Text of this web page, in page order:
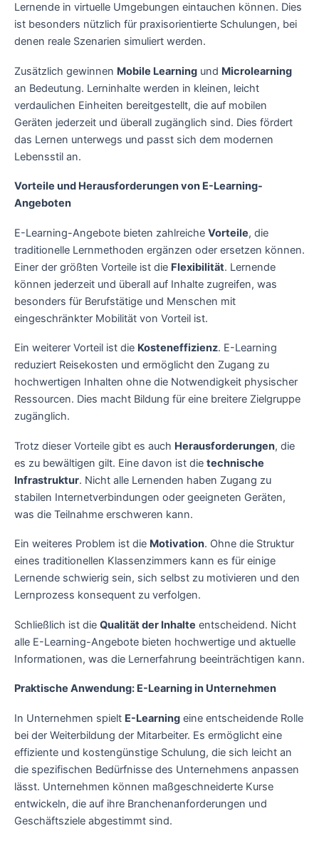
Lernende in virtuelle Umgebungen eintauchen können. Dies
ist besonders nützlich für praxisorientierte Schulungen, bei
denen reale Szenarien simuliert werden.
Zusätzlich gewinnen Mobile Learning und Microlearning
an Bedeutung. Lerninhalte werden in kleinen, leicht
verdaulichen Einheiten bereitgestellt, die auf mobilen
Geräten jederzeit und überall zugänglich sind. Dies fördert
das Lernen unterwegs und passt sich dem modernen
Lebensstil an.
Vorteile und Herausforderungen von E-Learning-
Angeboten
E-Learning-Angebote bieten zahlreiche Vorteile, die
traditionelle Lernmethoden ergänzen oder ersetzen können.
Einer der größten Vorteile ist die Flexibilität. Lernende
können jederzeit und überall auf Inhalte zugreifen, was
besonders für Berufstätige und Menschen mit
eingeschränkter Mobilität von Vorteil ist.
Ein weiterer Vorteil ist die Kosteneffizienz. E-Learning
reduziert Reisekosten und ermöglicht den Zugang zu
hochwertigen Inhalten ohne die Notwendigkeit physischer
Ressourcen. Dies macht Bildung für eine breitere Zielgruppe
zugänglich.
Trotz dieser Vorteile gibt es auch Herausforderungen, die
es zu bewältigen gilt. Eine davon ist die technische
Infrastruktur. Nicht alle Lernenden haben Zugang zu
stabilen Internetverbindungen oder geeigneten Geräten,
was die Teilnahme erschweren kann.
Ein weiteres Problem ist die Motivation. Ohne die Struktur
eines traditionellen Klassenzimmers kann es für einige
Lernende schwierig sein, sich selbst zu motivieren und den
Lernprozess konsequent zu verfolgen.
Schließlich ist die Qualität der Inhalte entscheidend. Nicht
alle E-Learning-Angebote bieten hochwertige und aktuelle
Informationen, was die Lernerfahrung beeinträchtigen kann.
Praktische Anwendung: E-Learning in Unternehmen
In Unternehmen spielt E-Learning eine entscheidende Rolle
bei der Weiterbildung der Mitarbeiter. Es ermöglicht eine
effiziente und kostengünstige Schulung, die sich leicht an
die spezifischen Bedürfnisse des Unternehmens anpassen
lässt. Unternehmen können maßgeschneiderte Kurse
entwickeln, die auf ihre Branchenanforderungen und
Geschäftsziele abgestimmt sind.